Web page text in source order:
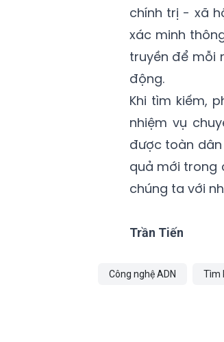
chính trị - xã
xác minh
truyền để mỗi
động.
Khi tìm kiếm,
nhiệm vụ
được toàn
quả mới trong
chúng ta với
Trần Tiến
Công nghệ ADN Tìm